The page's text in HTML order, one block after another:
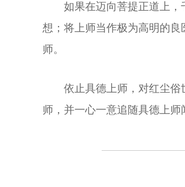
如果在迈向菩提正道上
想；将上师当作极为高明的
师。
依止具德上师，对红尘
师，并一心一意追随具德上师